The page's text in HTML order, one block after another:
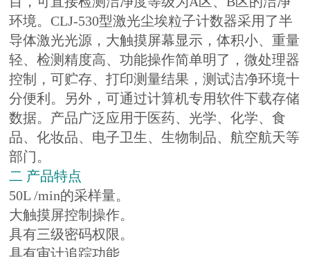
环境。CLJ-530型激光尘埃粒子计数器采用了半
导体激光光源，大触摸屏幕显示，体积小、重量
轻、检测精度高、功能操作简单明了，微处理器
控制，可贮存、打印测量结果，测试洁净环境十
分便利。另外，可通过计算机专用软件下载存储
数据。产品广泛应用于医药、光学、化学、食
品、化妆品、电子卫生、生物制品、航空航天等
部门。
二 产品特点
50L /min的采样量。
大触摸屏控制操作。
具有三级密码权限。
具有审计追踪功能。